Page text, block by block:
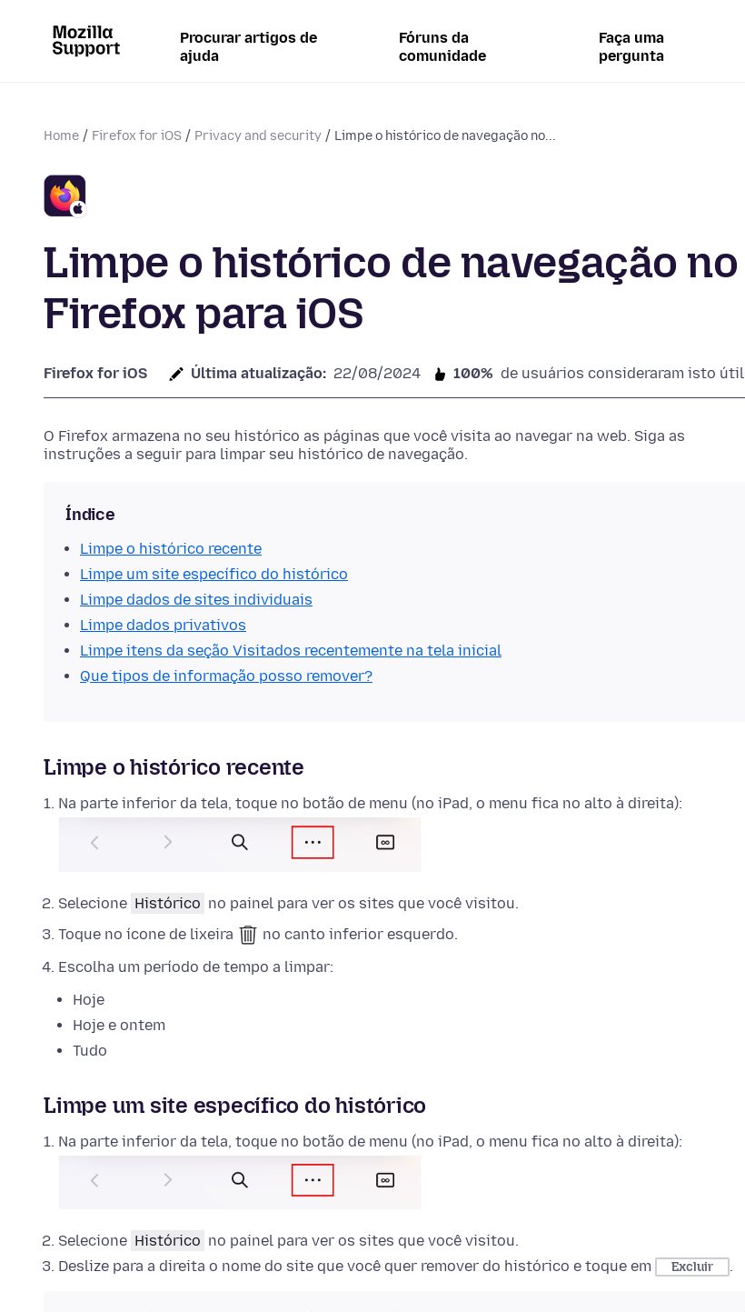
Procurar artigos de
ajuda
Fóruns da
comunidade
Faça uma
pergunta
Home Firefox for iOS Privacy and security Limpe o histórico de navegação no...
Limpe o histórico de navegação no
Firefox para iOS
Firefox for iOS Última atualização: 22/08/2024 100% de usuários consideraram isto útil
O Firefox armazena no seu histórico as páginas que você visita ao navegar na web. Siga as
instruções a seguir para limpar seu histórico de navegação.
Índice
Limpe o histórico recente
Limpe um site específico do histórico
Limpe dados de sites individuais
Limpe dados privativos
Limpe itens da seção Visitados recentemente na tela inicial
Que tipos de informação posso remover?
Limpe o histórico recente
Na parte inferior da tela, toque no botão de menu (no iPad, o menu fica no alto à direita):
Selecione Histórico no painel para ver os sites que você visitou.
Toque no ícone de lixeira
no canto inferior esquerdo.
Escolha um período de tempo a limpar:
Hoje
Hoje e ontem
Tudo
Limpe um site específico do histórico
Na parte inferior da tela, toque no botão de menu (no iPad, o menu fica no alto à direita):
Selecione Histórico no painel para ver os sites que você visitou.
Deslize para a direita o nome do site que você quer remover do histórico e toque em
Excluir .